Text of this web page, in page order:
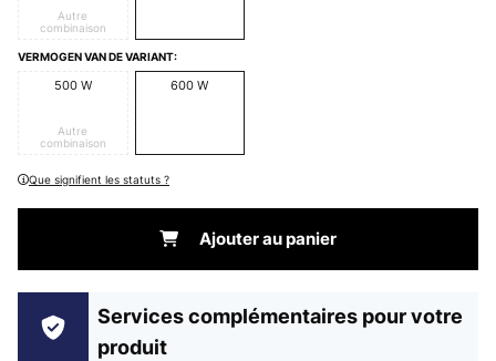
Autre
combinaison
VERMOGEN VAN DE VARIANT:
500 W
Autre
combinaison
600 W
Que signifient les statuts ?
Ajouter au panier
Services complémentaires pour votre
produit